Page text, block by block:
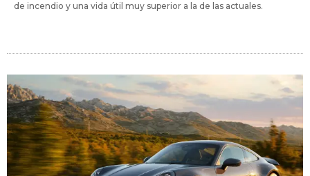
de incendio y una vida útil muy superior a la de las actuales.